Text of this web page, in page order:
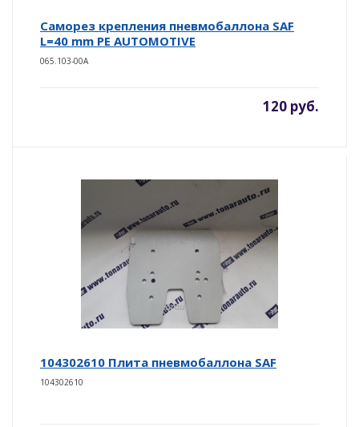
Саморез крепления пневмобаллона SAF
L=40 mm PE AUTOMOTIVE
065.103-00A
120 руб.
104302610 Плита пневмобаллона SAF
104302610